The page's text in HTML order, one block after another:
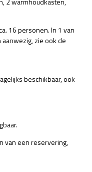
16 personen. In 1 van
zie ook de
beschikbaar, ook
van een reservering,